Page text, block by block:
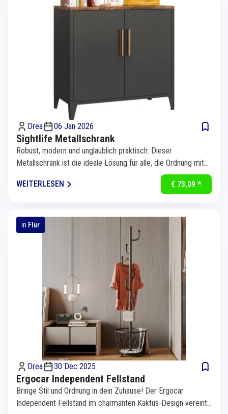
Drea 06 Jan 2026
Sightlife Metallschrank
Robust, modern und unglaublich praktisch: Dieser
Metallschrank ist die ideale Lösung für alle, die Ordnung mit
WEITERLESEN
€ 73,09 *
in Flur
Drea 30 Dec 2025
Ergocar Independent Fellstand
Bringe Stil und Ordnung in dein Zuhause! Der Ergocar
Independent Fellstand im charmanten Kaktus-Design vereint